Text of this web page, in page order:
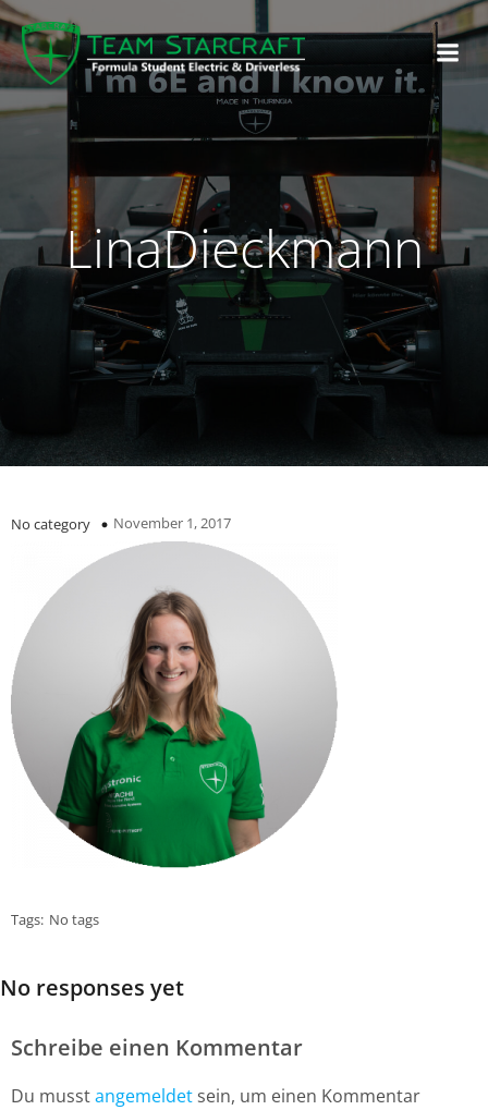
LinaDieckmann
No category November 1, 2017
Tags: No tags
No responses yet
Schreibe einen Kommentar
Du musstangemeldet sein, um einen Kommentar